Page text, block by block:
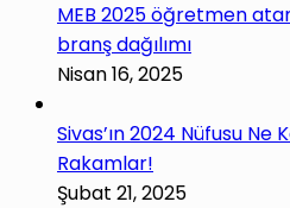
MEB 2025 öğretmen
branş dağılımı
Nisan 16, 2025
Sivas’ın 2024 Nüfusu Ne
Rakamlar!
Şubat 21, 2025